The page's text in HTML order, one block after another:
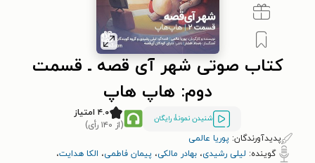
کتاب صوتی شهر آی قصه ـ قسمت
دوم: هاپ هاپ
شنیدن نمونۀ رایگان
۴.۰ امتیاز
(از ۱۴۰ رأی)
پدیدآورندگان: پوریا عالمی
گوینده: لیلی رشیدی، بهادر مالکی، پیمان فاطمی، الکا هدایت،